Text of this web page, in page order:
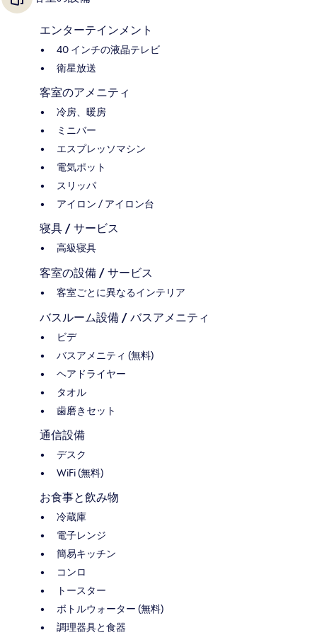
エンターテインメント
40 インチの液晶テレビ
衛星放送
客室のアメニティ
冷房、暖房
ミニバー
エスプレッソマシン
電気ポット
スリッパ
アイロン / アイロン台
寝具 / サービス
高級寝具
客室の設備 / サービス
客室ごとに異なるインテリア
バスルーム設備 / バスアメニティ
ビデ
バスアメニティ (無料)
ヘアドライヤー
タオル
歯磨きセット
通信設備
デスク
WiFi (無料)
お食事と飲み物
冷蔵庫
電子レンジ
簡易キッチン
コンロ
トースター
ボトルウォーター (無料)
調理器具と食器